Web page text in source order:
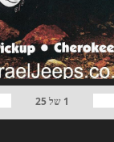
1 של25